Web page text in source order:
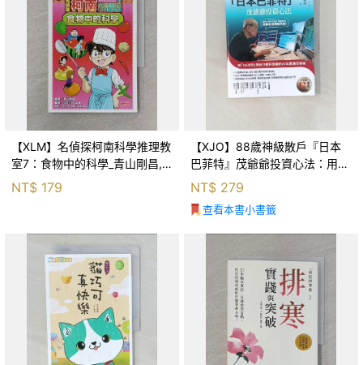
【XLM】名偵探柯南科學推理教
室7：食物中的科學_青山剛昌,
NT$ 179
【XJO】88歲神級散戶『日本
巴菲特』茂爺爺投資心法：用
「126法則」滾出18億円資產的
69年股海交易術_藤本茂, 賴惠
鈴
NT$ 279
查看本書小書籤